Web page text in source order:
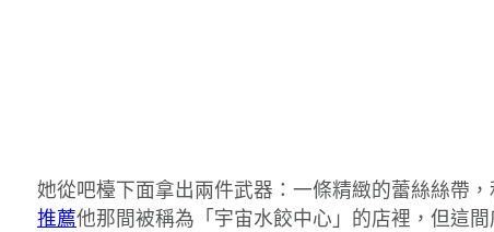
她從吧檯下面拿出兩件武器：一條精緻的蕾絲絲帶
推薦他那間被稱為「宇宙水餃中心」的店裡，但這